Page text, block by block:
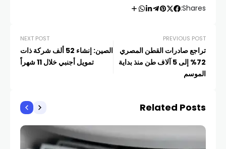
Shares:
PREVIOUS POST
تراجع صادرات القطن المصري
72% إلى 5 آلاف طن منذ بداية
الموسم
NEXT POST
الصين: إنشاء 52 ألف شركة ذات
تمويل أجنبي خلال 11 شهراً
Related Posts